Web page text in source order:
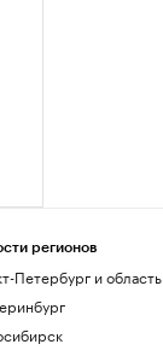
регионов
Петербург и область